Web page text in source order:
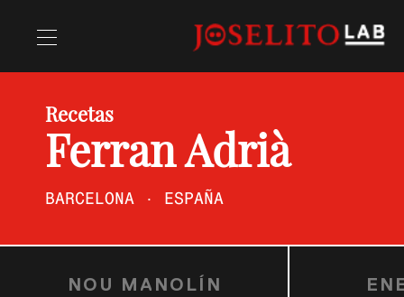
Recetas
Chefs
Recetas
Ferran Adrià
BARCELONA · ESPAÑA
NOU MANOLÍN